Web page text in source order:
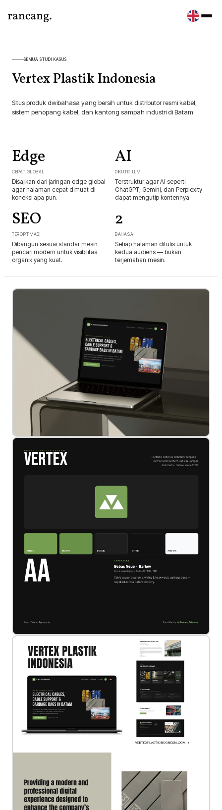
SEMUA STUDI KASUS
Vertex Plastik Indonesia
Situs produk dwibahasa yang bersih untuk distributor resmi kabel,
sistem penopang kabel, dan kantong sampah industri di Batam.
Edge
CEPAT GLOBAL
Disajikan dari jaringan edge global
agar halaman cepat dimuat di
koneksi apa pun.
AI
DIKUTIP LLM
Terstruktur agar AI seperti
ChatGPT, Gemini, dan Perplexity
dapat mengutip kontennya.
SEO
TEROPTIMASI
Dibangun sesuai standar mesin
pencari modern untuk visibilitas
organik yang kuat.
2
BAHASA
Setiap halaman ditulis untuk
kedua audiens — bukan
terjemahan mesin.